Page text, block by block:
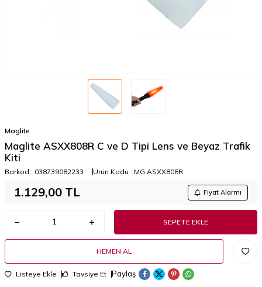
Maglite
Maglite ASXX808R C ve D Tipi Lens ve Beyaz Trafik
Kiti
Barkod : 038739082233 Ürün Kodu : MG ASXX808R
1.129,00 TL Fiyat Alarmı
SEPETE EKLE
HEMEN AL
Listeye Ekle Tavsiye Et Paylaş